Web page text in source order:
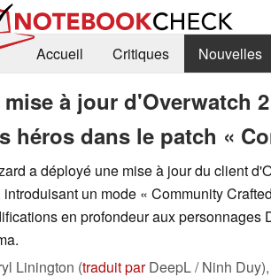
Accueil
Critiques Nouvelles
mise à jour d'Overwatch
héros dans le patch «
a déployé une mise à jour du client
introduisant un mode « Community
en profondeur aux personnages
Linington (traduit parDeepL / Ninh Duy),